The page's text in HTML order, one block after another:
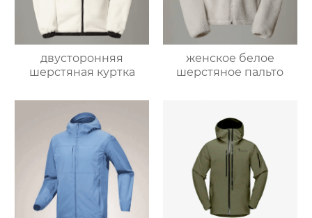
двусторонняя
шерстяная куртка
женское белое
шерстяное пальто